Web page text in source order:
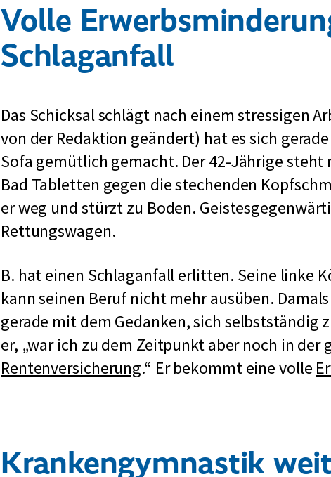
Volle
Schlaganfall
Das Schicksal schlägt nach einem stressigen
von der Redaktion geändert) hat es sich
Sofa gemütlich gemacht. Der 42-Jährige steht
Bad Tabletten gegen die stechenden
er weg und stürzt zu Boden.
Rettungswagen.
B. hat einen Schlaganfall erlitten. Seine linke
kann seinen Beruf nicht mehr ausüben.
gerade mit dem Gedanken, sich selbstständig
er, „war ich zu dem Zeitpunkt aber noch in der
Rentenversicherung.“ Er bekommt eine volle
Krankengymnastik